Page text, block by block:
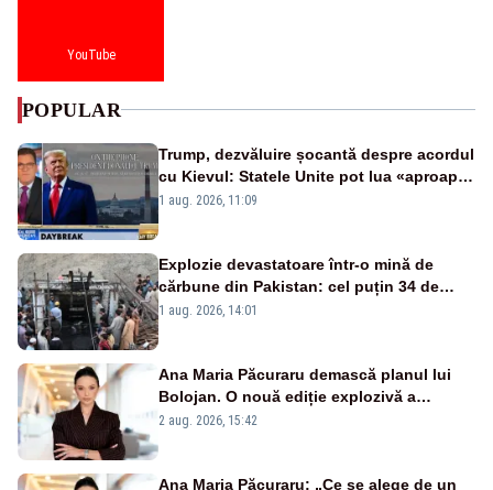
YouTube
POPULAR
Trump, dezvăluire șocantă despre acordul
cu Kievul: Statele Unite pot lua «aproape
tot ce vor» din minele Ucrainei”
1 aug. 2026, 11:09
Explozie devastatoare într-o mină de
cărbune din Pakistan: cel puțin 34 de
morți - VIDEO
1 aug. 2026, 14:01
Ana Maria Păcuraru demască planul lui
Bolojan. O nouă ediție explozivă a
emisiunii „Miza Zilei” la Realitatea PLUS
2 aug. 2026, 15:42
Ana Maria Păcuraru: „Ce se alege de un